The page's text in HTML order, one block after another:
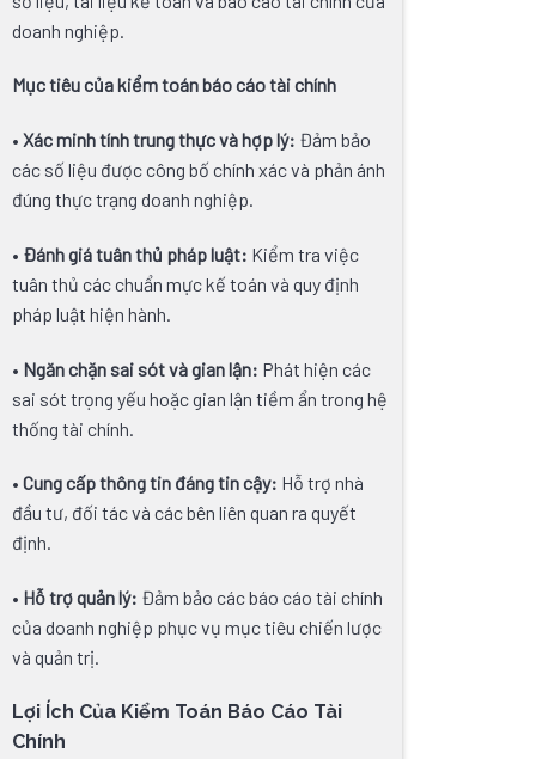
doanh nghiệp.
Mục tiêu của kiểm toán báo cáo tài chính
• Xác minh tính trung thực và hợp lý: Đảm bảo
các số liệu được công bố chính xác và phản ánh
đúng thực trạng doanh nghiệp.
• Đánh giá tuân thủ pháp luật: Kiểm tra việc
tuân thủ các chuẩn mực kế toán và quy định
pháp luật hiện hành.
• Ngăn chặn sai sót và gian lận: Phát hiện các
sai sót trọng yếu hoặc gian lận tiềm ẩn trong hệ
thống tài chính.
• Cung cấp thông tin đáng tin cậy: Hỗ trợ nhà
đầu tư, đối tác và các bên liên quan ra quyết
định.
• Hỗ trợ quản lý: Đảm bảo các báo cáo tài chính
của doanh nghiệp phục vụ mục tiêu chiến lược
và quản trị.
Lợi Ích Của Kiểm Toán Báo Cáo Tài
Chính